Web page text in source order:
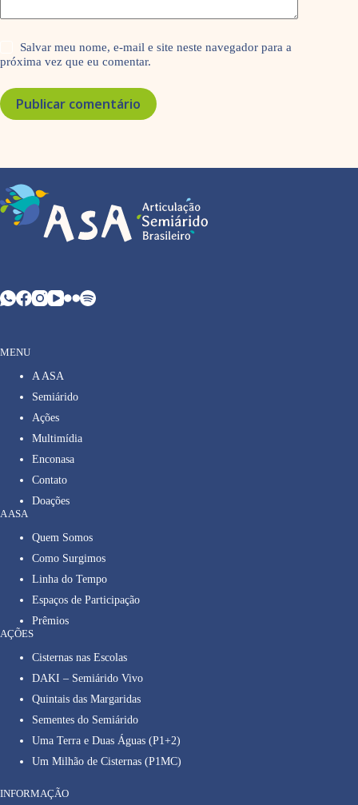
Salvar meu nome, e-mail e site neste navegador para a
próxima vez que eu comentar.
Publicar comentário
MENU
A ASA
Semiárido
Ações
Multimídia
Enconasa
Contato
Doações
A ASA
Quem Somos
Como Surgimos
Linha do Tempo
Espaços de Participação
Prêmios
AÇÕES
Cisternas nas Escolas
DAKI – Semiárido Vivo
Quintais das Margaridas
Sementes do Semiárido
Uma Terra e Duas Águas (P1+2)
Um Milhão de Cisternas (P1MC)
INFORMAÇÃO